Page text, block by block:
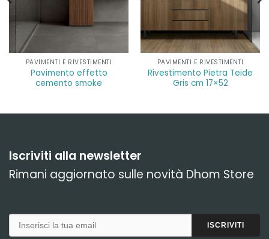
PAVIMENTI E RIVESTIMENTI
Pavimento effetto
cemento smoke
PAVIMENTI E RIVESTIMENTI
Rivestimento Pietra Teide
Gris cm 17×52
Iscriviti alla newsletter
Rimani aggiornato sulle novità Dhom Store